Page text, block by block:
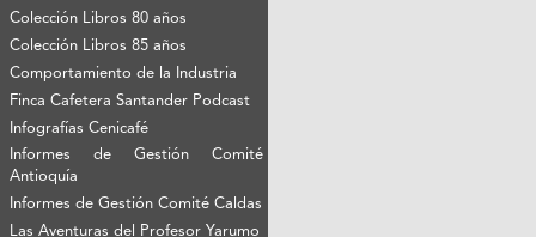
Colección Libros 80 años
Colección Libros 85 años
Comportamiento de la Industria
Finca Cafetera Santander Podcast
Infografías Cenicafé
Informes de Gestión Comité
Antioquía
Informes de Gestión Comité Caldas
Las Aventuras del Profesor Yarumo